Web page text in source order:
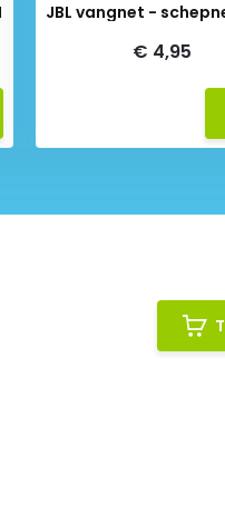
JBL vangnet -
€ 4,95